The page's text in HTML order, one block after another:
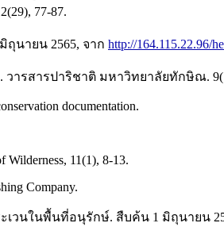
77-87.
นายน 2565, จาก http://164.115.22.96/
ารสารปาริชาติ มหาวิทยาลัยทักษิณ.
documentation.
Wilderness, 11(1), 8-13.
Company.
ะเวนในพื้นที่อนุรักษ์. สืบค้น 1 มิถุนายน